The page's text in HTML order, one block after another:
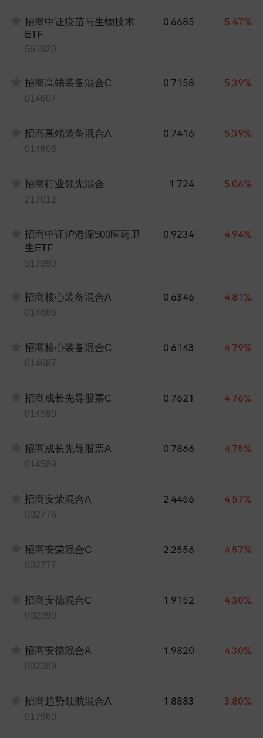
招商中证疫苗与生物技术
ETF
561920
0.6685 5.47%
招商高端装备混合C
014607
0.7158 5.39%
招商高端装备混合A
014606
0.7416 5.39%
招商行业领先混合
217012
1.724 5.06%
招商中证沪港深500医药卫
生ETF
517990
0.9234 4.94%
招商核心装备混合A
014686
0.6346 4.81%
招商核心装备混合C
014687
0.6143 4.79%
招商成长先导股票C
014590
0.7621 4.76%
招商成长先导股票A
014589
0.7866 4.75%
招商安荣混合A
002776
2.4456 4.57%
招商安荣混合C
002777
2.2556 4.57%
招商安德混合C
002390
1.9152 4.30%
招商安德混合A
002389
1.9820 4.30%
招商趋势领航混合A
017960
1.8883 3.80%